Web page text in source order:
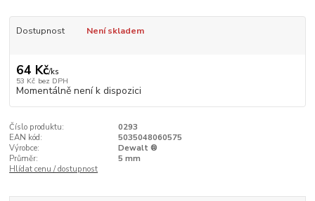
Dostupnost Není skladem
64 Kč/ks
53 Kč bez DPH
Momentálně není k dispozici
Číslo produktu:
0293
EAN kód:
5035048060575
Výrobce:
Dewalt ®
Průměr:
5 mm
Hlídat cenu / dostupnost